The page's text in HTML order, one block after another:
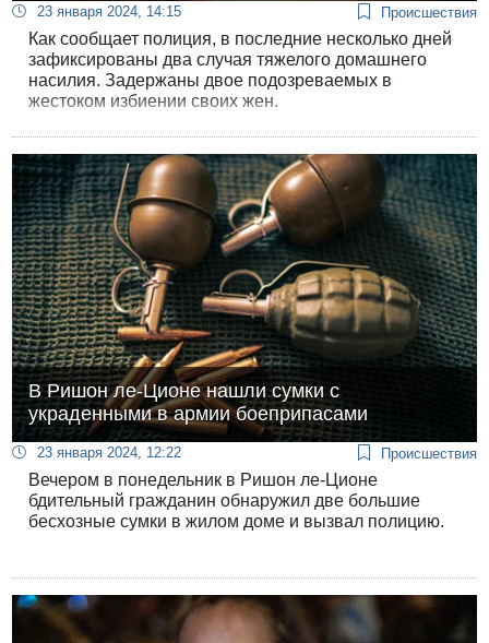
23 января 2024, 14:15 Происшествия
Как сообщает полиция, в последние несколько дней
зафиксированы два случая тяжелого домашнего
насилия. Задержаны двое подозреваемых в
жестоком избиении своих жен.
В Ришон ле-Ционе нашли сумки с
украденными в армии боеприпасами
23 января 2024, 12:22 Происшествия
Вечером в понедельник в Ришон ле-Ционе
бдительный гражданин обнаружил две большие
бесхозные сумки в жилом доме и вызвал полицию.